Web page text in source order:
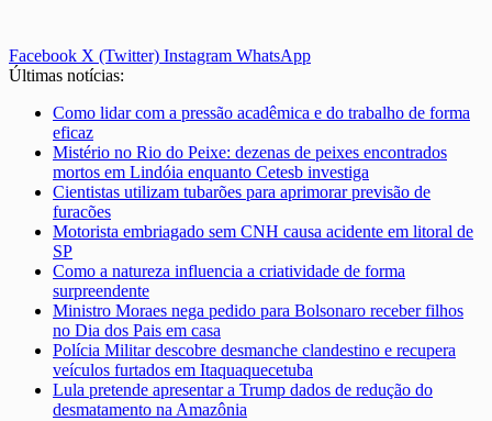
Facebook X (Twitter) Instagram WhatsApp
Últimas notícias:
Como lidar com a pressão acadêmica e do trabalho de forma
eficaz
Mistério no Rio do Peixe: dezenas de peixes encontrados
mortos em Lindóia enquanto Cetesb investiga
Cientistas utilizam tubarões para aprimorar previsão de
furacões
Motorista embriagado sem CNH causa acidente em litoral de
SP
Como a natureza influencia a criatividade de forma
surpreendente
Ministro Moraes nega pedido para Bolsonaro receber filhos
no Dia dos Pais em casa
Polícia Militar descobre desmanche clandestino e recupera
veículos furtados em Itaquaquecetuba
Lula pretende apresentar a Trump dados de redução do
desmatamento na Amazônia